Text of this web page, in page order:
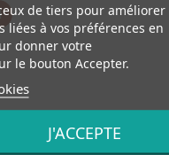
de tiers pour améliorer
liées à vos préférences en
donner votre
le bouton Accepter.
J'ACCEPTE